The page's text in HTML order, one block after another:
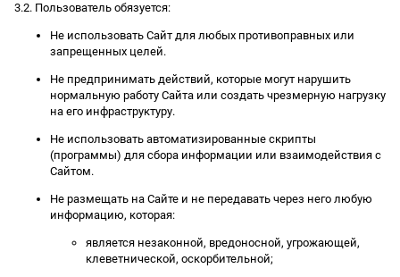
3.2. Пользователь обязуется:
Не использовать Сайт для любых противоправных или
запрещенных целей.
Не предпринимать действий, которые могут нарушить
нормальную работу Сайта или создать чрезмерную нагрузку
на его инфраструктуру.
Не использовать автоматизированные скрипты
(программы) для сбора информации или взаимодействия с
Сайтом.
Не размещать на Сайте и не передавать через него любую
информацию, которая:
является незаконной, вредоносной, угрожающей,
клеветнической, оскорбительной;